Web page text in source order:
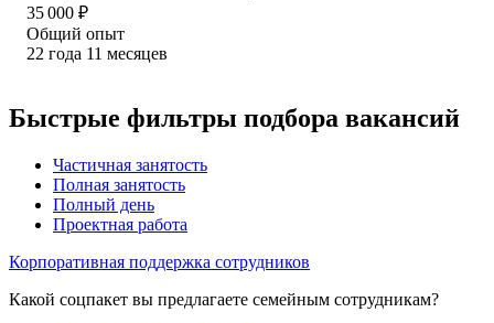
35 000 ₽
Общий опыт
22 года 11 месяцев
Быстрые фильтры подбора вакансий
Частичная занятость
Полная занятость
Полный день
Проектная работа
Корпоративная поддержка сотрудников
Какой соцпакет вы предлагаете семейным сотрудникам?